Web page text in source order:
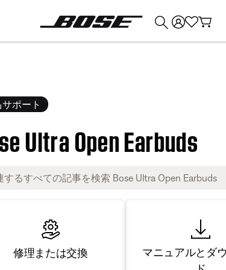
ポート
Ultra Open Earbuds
修理または交換
マニュアルとダ